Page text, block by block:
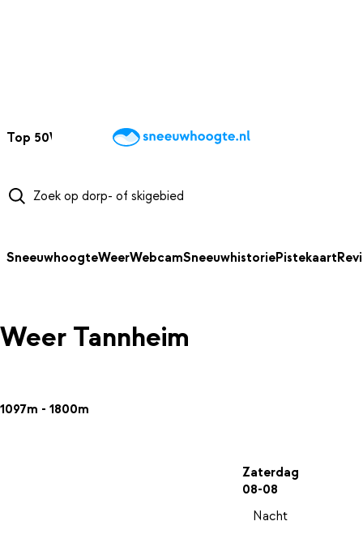
Top 50Webcams WintersportweerKaarten
SneeuwhoogteWeerWebcamSneeuwhistoriePistekaart
Weer Tannheim
1097m - 1800m
Zaterdag
08-08
Nacht